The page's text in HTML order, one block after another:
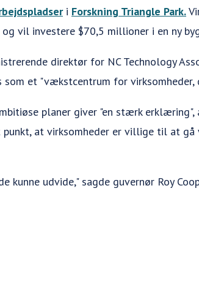
i Forskning Triangle Park.
vil investere $70,5 millioner i en ny
direktør for NC Technology
et "vækstcentrum for virksomheder,
planer giver "en stærk
at virksomheder er villige til at gå
kunne udvide," sagde guvernør Roy